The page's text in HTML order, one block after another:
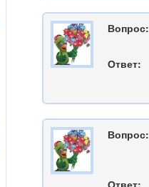
Вопрос:
Ответ:
Вопрос: